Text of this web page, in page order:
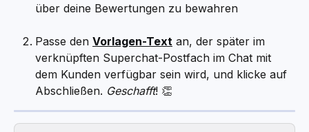
über deine Bewertungen zu bewahren
Passe den Vorlagen-Text an, der später im
verknüpften Superchat-Postfach im Chat mit
dem Kunden verfügbar sein wird, und klicke auf
Abschließen. Geschafft! 👏